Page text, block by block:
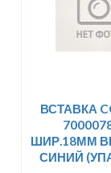
ВСТАВКА
ШИР.18ММ
СИНИЙ